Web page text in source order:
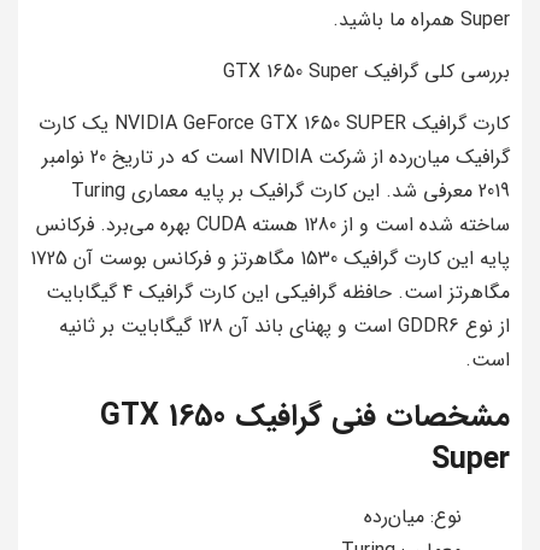
Super همراه ما باشید.
بررسی کلی گرافیک GTX 1650 Super
کارت گرافیک NVIDIA GeForce GTX 1650 SUPER یک کارت
گرافیک میان‌رده از شرکت NVIDIA است که در تاریخ 20 نوامبر
2019 معرفی شد. این کارت گرافیک بر پایه معماری Turing
ساخته شده است و از 1280 هسته CUDA بهره می‌برد. فرکانس
پایه این کارت گرافیک 1530 مگاهرتز و فرکانس بوست آن 1725
مگاهرتز است. حافظه گرافیکی این کارت گرافیک 4 گیگابایت
از نوع GDDR6 است و پهنای باند آن 128 گیگابایت بر ثانیه
است.
مشخصات فنی گرافیک GTX 1650
Super
نوع: میان‌رده